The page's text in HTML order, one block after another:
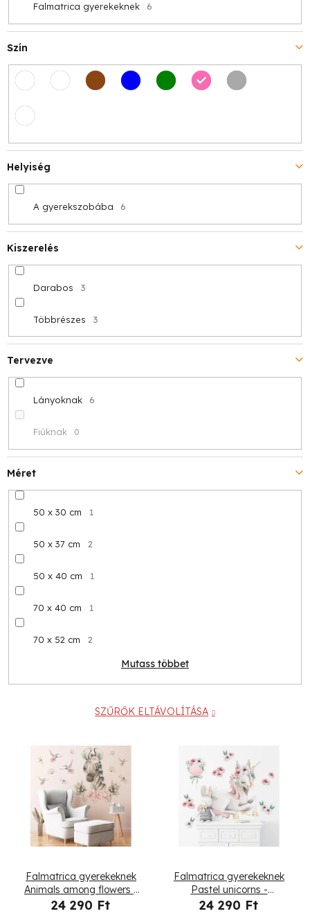
Falmatrica gyerekeknek 6
Szín
Méret
50 x 30 cm 1
50 x 37 cm 2
50 x 40 cm 1
70 x 40 cm 1
70 x 52 cm 2
Mutass többet
Helyiség
A gyerekszobába 6
Kiszerelés
Darabos 3
Többrészes 3
Tervezve
Lányoknak 6
Fiúknak 0
SZŰRŐK ELTÁVOLÍTÁSA
Falmatrica gyerekeknek
Animals among flowers -
zebra
24 290 Ft
Falmatrica gyerekeknek
Pastel unicorns -
egyszarvú, virágok és
24 290 Ft